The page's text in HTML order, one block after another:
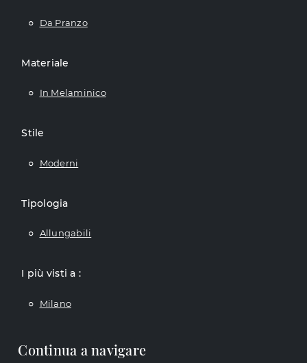
Da Pranzo
Materiale
In Melaminico
Stile
Moderni
Tipologia
Allungabili
I più visti a :
Milano
Continua a navigare